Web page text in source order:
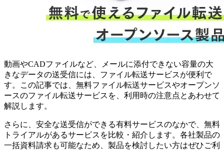
動画やCADファイルなど、メールに添付できない容量の大
きなデータの送受信には、ファイル転送サービスが便利で
す。この記事では、無料ファイル転送サービスやオープンソ
ースのファイル転送サービスを、利用時の注意点とあわせて
解説します。
さらに、安全な送受信ができる有料サービスのなかで、無料
トライアルがあるサービスを比較・紹介します。各社製品の
一括資料請求も可能なため、製品を検討したい方はぜひご利